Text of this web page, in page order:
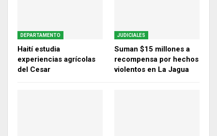
DEPARTAMENTO
Haití estudia
experiencias agrícolas
del Cesar
JUDICIALES
Suman $15 millones a
recompensa por hechos
violentos en La Jagua